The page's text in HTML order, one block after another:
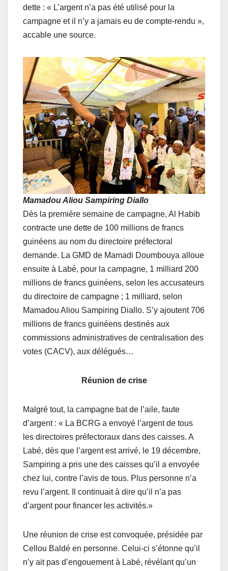
dette : « L’argent n’a pas été utilisé pour la
campagne et il n’y a jamais eu de compte-rendu »,
accable une source.
Mamadou Aliou Sampiring Diallo
Dès la première semaine de campagne, Al Habib
contracte une dette de 100 millions de francs
guinéens au nom du directoire préfectoral
demande. La GMD de Mamadi Doumbouya alloue
ensuite à Labé, pour la campagne, 1 milliard 200
millions de francs guinéens, selon les accusateurs
du directoire de campagne ; 1 milliard, selon
Mamadou Aliou Sampiring Diallo. S’y ajoutent 706
millions de francs guinéens destinés aux
commissions administratives de centralisation des
votes (CACV), aux délégués…
Réunion de crise
Malgré tout, la campagne bat de l’aile, faute
d’argent : « La BCRG a envoyé l’argent de tous
les directoires préfectoraux dans des caisses. A
Labé, dès que l’argent est arrivé, le 19 décembre,
Sampiring a pris une des caisses qu’il a envoyée
chez lui, contre l’avis de tous. Plus personne n’a
revu l’argent. Il continuait à dire qu’il n’a pas
d’argent pour financer les activités.»
Une réunion de crise est convoquée, présidée par
Cellou Baldé en personne. Celui-ci s’étonne qu’il
n’y ait pas d’engouement à Labé, révélant qu’un